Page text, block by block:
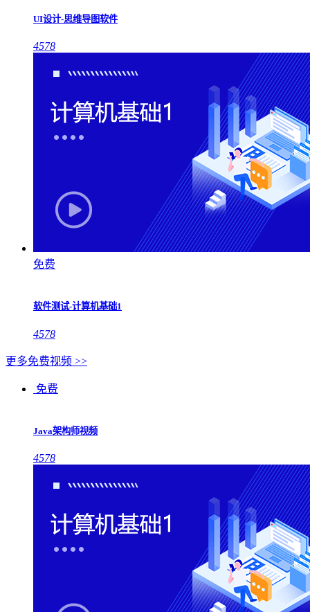
UI设计-思维导图软件
4578
免费
软件测试-计算机基础1
4578
更多免费视频 >>
免费
Java架构师视频
4578